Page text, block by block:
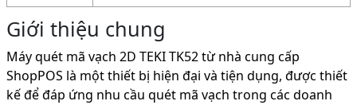
Giới thiệu chung
Máy quét mã vạch 2D TEKI TK52 từ nhà cung cấp
ShopPOS là một thiết bị hiện đại và tiện dụng, được thiết
kế để đáp ứng nhu cầu quét mã vạch trong các doanh